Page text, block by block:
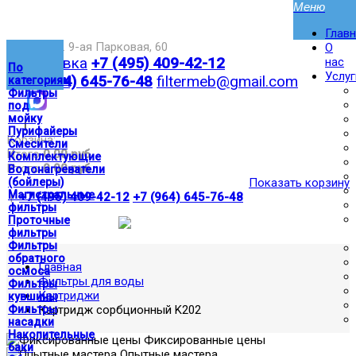
По
категориям
Фильтры
под
мойку
Пурифайеры
Смесители
Комплектующие
Водонагреватели
(бойлеры)
Магистральные
фильтры
Проточные
фильтры
Фильтры
обратного
осмоса
Фильтры
кувшины
Фильтры
насадки
Накопительные
баки
Москва,ул. 9-ая Парковая, 60
Доставка +7 (495) 409-42-12
+7 (964) 645-76-48 filtermeb@gmail.com
|
Корзина:
Итого0.00 руб
Итого0.00 руб
Показать корзину
| +7 (495) 409-42-12 +7 (964) 645-76-48
О
нас
Главная
Фильтры для воды
Картриджи
Картридж сорбционный K202
Фиксированные цены